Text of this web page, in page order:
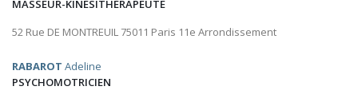
MASSEUR-KINÉSITHÉRAPEUTE
52 Rue DE MONTREUIL 75011 Paris 11e Arrondissement
RABAROT Adeline
PSYCHOMOTRICIEN